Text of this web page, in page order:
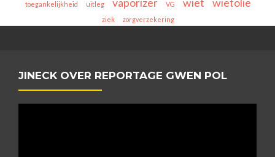
toegankelijkheid
uitleg vaporizer VG wiet wietolie
ziek zorgverzekering
JINECK OVER REPORTAGE GWEN POL